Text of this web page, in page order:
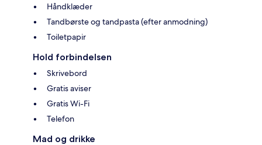
Håndklæder
Tandbørste og tandpasta (efter anmodning)
Toiletpapir
Hold forbindelsen
Skrivebord
Gratis aviser
Gratis Wi-Fi
Telefon
Mad og drikke